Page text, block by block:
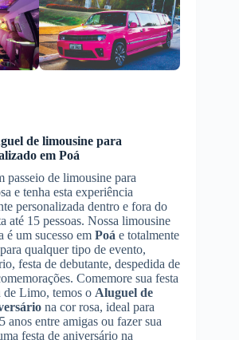
de limousine para
em Poá
passeio de limousine para
e tenha esta experiência
personalizada dentro e fora do
até 15 pessoas. Nossa limousine
é um sucesso em Poá e totalmente
qualquer tipo de evento,
festa de debutante, despedida de
Comemore sua festa
de Limo, temos o Aluguel de
na cor rosa, ideal para
anos entre amigas ou fazer sua
festa de aniversário na